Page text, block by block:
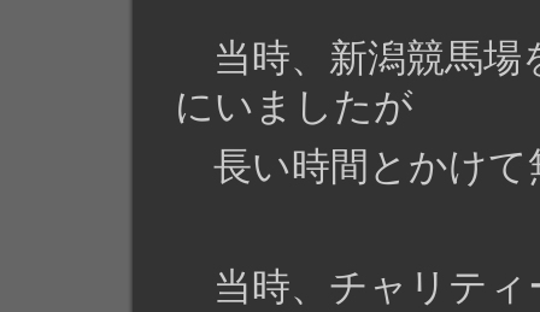
当時、新潟競馬場
にいましたが
長い時間とかけて
当時、チャリティ